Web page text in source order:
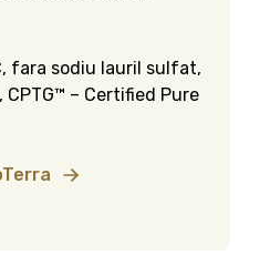
fara sodiu lauril sulfat,
– Certified Pure